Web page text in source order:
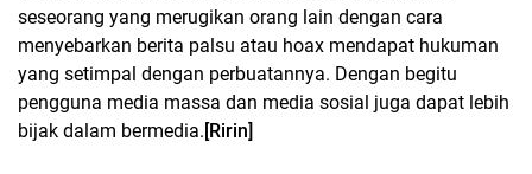
seseorang yang merugikan orang lain dengan cara
menyebarkan berita palsu atau hoax mendapat hukuman
yang setimpal dengan perbuatannya. Dengan begitu
pengguna media massa dan media sosial juga dapat lebih
bijak dalam bermedia. [Ririn]